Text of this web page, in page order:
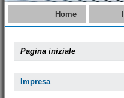
Home
Pagina iniziale
Impresa